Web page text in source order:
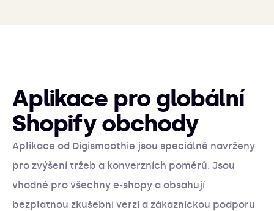
Aplikace pro globální
Shopify obchody
Aplikace od Digismoothie jsou speciálně navrženy
pro zvýšení tržeb a konverzních poměrů. Jsou
vhodné pro všechny e-shopy a obsahují
bezplatnou zkušební verzi a zákaznickou podporu